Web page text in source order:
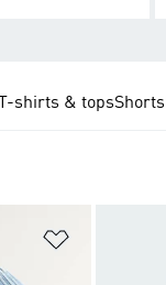
T-shirts & topsShorts
Ajouter à